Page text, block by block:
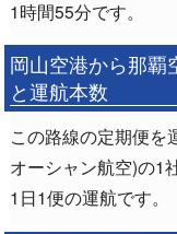
1時間55分です。
岡山空港から那覇
と運航本数
この路線の定期便を
オーシャン航空)の1
1日1便の運航です。